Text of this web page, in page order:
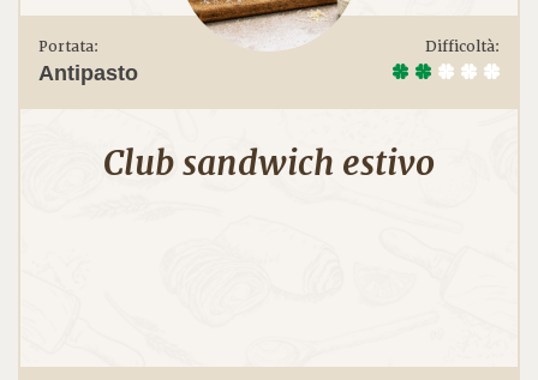
Portata:
Antipasto
Difficoltà:
Club sandwich estivo